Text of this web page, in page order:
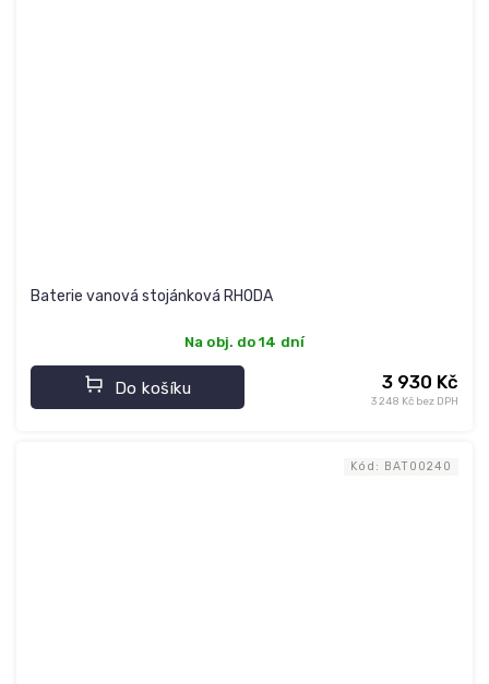
Baterie vanová stojánková RHODA
Na obj. do 14 dní
3 248 Kč bez DPH
3 930 Kč
Do košíku
Kód: BAT00240